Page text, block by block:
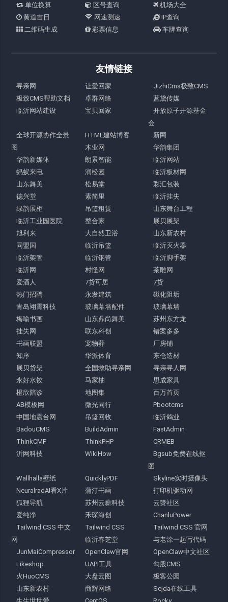
单位换算
区号查询
机场大全
黄道吉日
网速测速
IP查询
二维码生成
彩票信息 车牌查询
友情链接
寻亲网 让爱回家
JizhiCms极致CMS
极致CMS帮助文档
卓群网络
蓝黛传媒
临沂网站建设
宝贝回家
开放原子开源基金
会
全球开源协作全景
图
HTML建站博客
新网
木业网
华韵集团
华韵新媒体
朗景智能
临沂网站
蚂蚁来电
润松园
临沂板材网
山东舞美
松易堂
彩汇包装
德兴堂
素简里
临沂挂失
绿韵展柜
吊篮租赁
山东舞台工程
临沂工业园医院
整合家
展贝展架
旭利来
大自然卫浴
山东新农村
同盟国
临沂吊篮
临沂灭火器
临沂架管
临沂钢管
临沂脚手架
临沂网
村怪网
茶雕网
爱酒人
7货可居
7货
热门招聘
永发建筑
磁化阻垢
青岛翊霄科技
玻璃幕墙配件
玻璃幕墙
梅喻书画
山东鼎尚舞美
苏州东方龙
挂失网
联东科创
错案多多
书画联盟
宠物葬
厂房铺
知序
华派体育
东仓造材
展贝货架
全国救助寻亲网
寻亲寻人网
永好水饺
马家柚
思成家具
橙欣陪诊
地图集
百万首页
AB模板网
微光同行
Pbootcms
中国地震台网
吊篮回收
临沂鸽业
BadouCMS
BuildAdmin
FastAdmin
ThinkCMF
ThinkPHP
CRMEB
沂网科技
WikiHow
Bgsub免费在线抠
图
Wallhalla壁纸
QuicklyPDF
Skyline实时摄像头
NeuralradAI看X片
蒲汀书画
打印机驱动网
狐狸导航
苏州云薪科技
云赞社区
爱纯净
禾琛海创
ChanluPower
Tailwind CSS 中文
网
Tailwind CSS
Tailwind CSS 官网
临沂春芝堂
与老涂一起写代码
JunMaiCompressor
OpenClaw官网
OpenClaw中文社区
Likeshop
UAPI工具
勾股CMS
火HuoCMS
大盘云图
极客公园
山东新农村
商辉网络
Sejda在线工具